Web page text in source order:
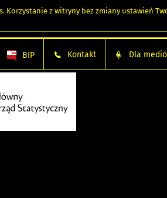
. Korzystanie z witryny bez zmiany ustawień
BIP Kontakt Dla